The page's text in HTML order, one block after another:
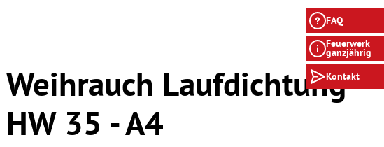
FAQ
Feuerwerk
ganzjährig
Kontakt
Weihrauch Laufdichtung
HW 35 - A4